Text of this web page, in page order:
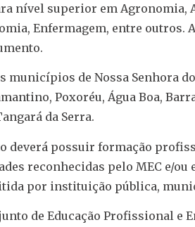
nível superior em
Enfermagem, entre outros.
municípios de Nossa Senhora
Poxoréu, Água Boa,
da Serra.
deverá possuir formação
reconhecidas pelo MEC e/
por instituição pública,
de Educação Profissional e